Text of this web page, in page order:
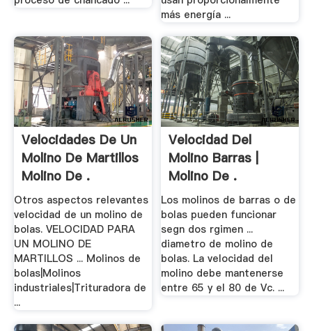
más energía ...
Velocidades De Un
Molino De Martillos
Molino De .
Otros aspectos relevantes
velocidad de un molino de
bolas. VELOCIDAD PARA
UN MOLINO DE
MARTILLOS ... Molinos de
bolas|Molinos
industriales|Trituradora de
...
Velocidad Del
Molino Barras |
Molino De .
Los molinos de barras o de
bolas pueden funcionar
segn dos rgimen ...
diametro de molino de
bolas. La velocidad del
molino debe mantenerse
entre 65 y el 80 de Vc. ...